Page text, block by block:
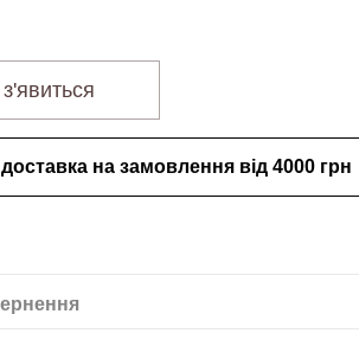
на замовлення від 4000 грн